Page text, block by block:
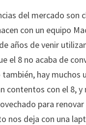
del mercado son
con un equipo
años de venir
el 8 no acaba de
hay muchos
contentos con el 8,
para
nos deja con una